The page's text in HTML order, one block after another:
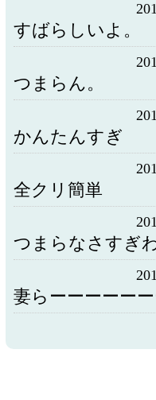
すばらしいよ。
つまらん。
かんたんすぎ
全クリ簡単
つまらなさすぎ
妻らーーーーー